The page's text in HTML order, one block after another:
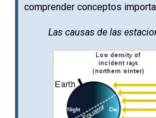
comprender conceptos
Las causas de las